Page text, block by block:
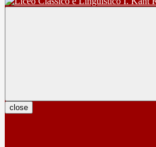
close